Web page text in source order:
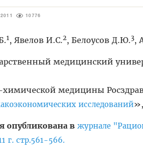
10776
1, Явелов И.С.2, Белоусов Д.Ю.3,
медицинский
медицины
исследований
опубликована в журнале
г. стр.561-566.